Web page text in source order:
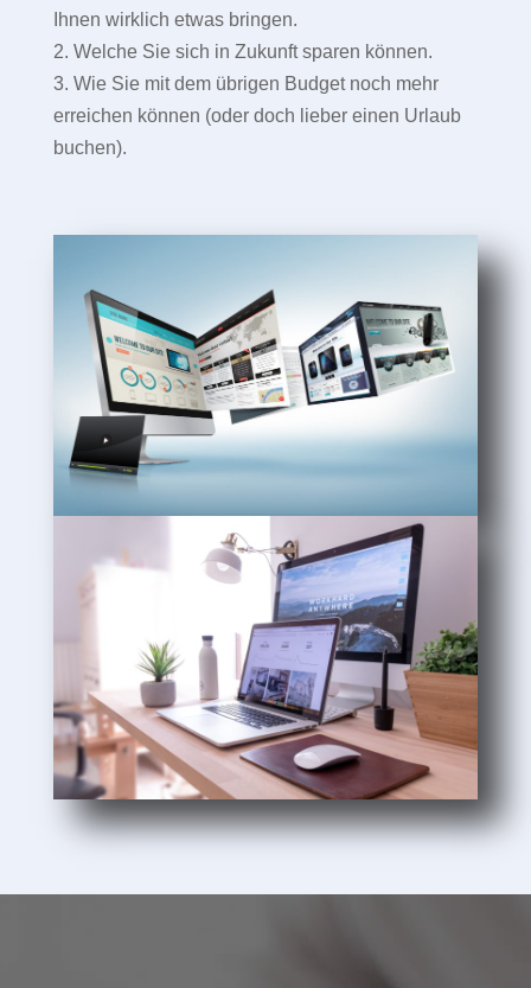
Ihnen wirklich etwas bringen.
2. Welche Sie sich in Zukunft sparen können.
3. Wie Sie mit dem übrigen Budget noch mehr
erreichen können (oder doch lieber einen Urlaub
buchen).